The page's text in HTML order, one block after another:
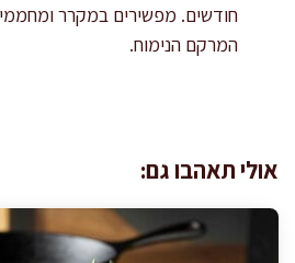
חודשים. מפשירים במקרר
המרקם הנימוח.
אולי תאהבו גם: